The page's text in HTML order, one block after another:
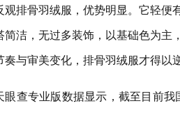
观排骨羽绒服，优势明显。它轻便
简洁，无过多装饰，以基础色为主
奏与审美变化，排骨羽绒服才得以
眼查专业版数据显示，截至目前